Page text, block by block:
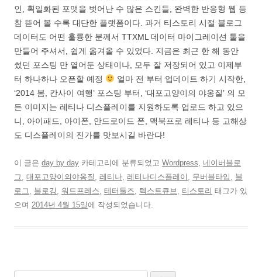
인, 획일화된 포맷을 벗어난 수 많은 스킨들, 완벽한 반응형 웹 등
참 뜯어 볼 수록 대단한 플랫폼이다. 과거 티스토리 시절 블로그
데이터도 어떤 훌륭한 분께서 TTXML 데이터 마이그레이션 툴을
만들어 주셔서, 쉽게 옮겨올 수 있었다. 지금은 최근 한 해 동안
썼던 포스팅 만 열어둔 상태이나, 모두 잘 저장되어 있고 이제부
터 하나하나 오픈할 예정
얼마 전 부터 업데이트 하기 시작한,
‘2014 봄, 칸사이 여행’ 포스팅 부터, ‘대포고양이의 야옹질’ 의 모
든 이미지는 레티나 디스플레이를 지원하도록 업로드 하고 있으
니, 아이패드, 아이폰, 안드로이드 폰, 맥북프로 레티나 등 고해상
도 디스플레이의 진가를 맛보시길 바란다!
이 글은 day by day 카테고리에 분류되었고 Wordpress
네이버블로
그
대포고양이의야옹질 레티나 레티나디스플레이 무버블타입
블
로그
블로깅 워드프레스 테터툴즈 텍스트큐브 티스토리 태그가 있
으며 2014년 4월 15일에 작성되었습니다.